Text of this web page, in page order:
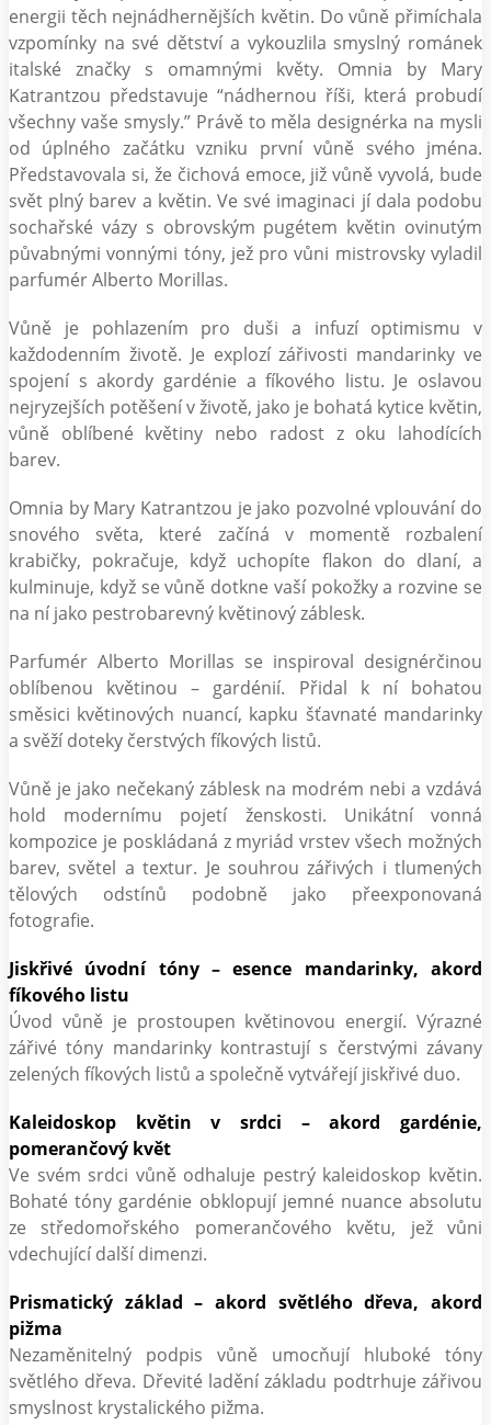
energii těch nejnádhernějších květin. Do vůně přimíchala
vzpomínky na své dětství a vykouzlila smyslný románek
italské značky s omamnými květy. Omnia by Mary
Katrantzou představuje “nádhernou říši, která probudí
všechny vaše smysly.” Právě to měla designérka na mysli
od úplného začátku vzniku první vůně svého jména.
Představovala si, že čichová emoce, již vůně vyvolá, bude
svět plný barev a květin. Ve své imaginaci jí dala podobu
sochařské vázy s obrovským pugétem květin ovinutým
půvabnými vonnými tóny, jež pro vůni mistrovsky vyladil
parfumér Alberto Morillas.
Vůně je pohlazením pro duši a infuzí optimismu v
každodenním životě. Je explozí zářivosti mandarinky ve
spojení s akordy gardénie a fíkového listu. Je oslavou
nejryzejších potěšení v životě, jako je bohatá kytice květin,
vůně oblíbené květiny nebo radost z oku lahodících
barev.
Omnia by Mary Katrantzou je jako pozvolné vplouvání do
snového světa, které začíná v momentě rozbalení
krabičky, pokračuje, když uchopíte flakon do dlaní, a
kulminuje, když se vůně dotkne vaší pokožky a rozvine se
na ní jako pestrobarevný květinový záblesk.
Parfumér Alberto Morillas se inspiroval designérčinou
oblíbenou květinou – gardénií. Přidal k ní bohatou
směsici květinových nuancí, kapku šťavnaté mandarinky
a svěží doteky čerstvých fíkových listů.
Vůně je jako nečekaný záblesk na modrém nebi a vzdává
hold modernímu pojetí ženskosti. Unikátní vonná
kompozice je poskládaná z myriád vrstev všech možných
barev, světel a textur. Je souhrou zářivých i tlumených
tělových odstínů podobně jako přeexponovaná
fotografie.
Jiskřivé úvodní tóny – esence mandarinky, akord
fíkového listu
Úvod vůně je prostoupen květinovou energií. Výrazné
zářivé tóny mandarinky kontrastují s čerstvými závany
zelených fíkových listů a společně vytvářejí jiskřivé duo.
Kaleidoskop květin v srdci – akord gardénie,
pomerančový květ
Ve svém srdci vůně odhaluje pestrý kaleidoskop květin.
Bohaté tóny gardénie obklopují jemné nuance absolutu
ze středomořského pomerančového květu, jež vůni
vdechující další dimenzi.
Prismatický základ – akord světlého dřeva, akord
pižma
Nezaměnitelný podpis vůně umocňují hluboké tóny
světlého dřeva. Dřevité ladění základu podtrhuje zářivou
smyslnost krystalického pižma.